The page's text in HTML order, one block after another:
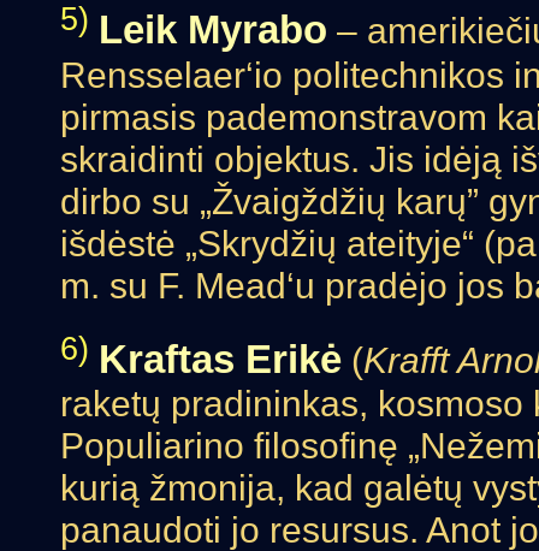
5) Leik Myrabo –
Rensselaer‘io politechnikos
pirmasis pademonstravom
skraidinti objektus. Jis idėją
dirbo su „Žvaigždžių karų”
išdėstė „Skrydžių ateityje“
m. su F. Mead‘u pradėjo jos
6) Kraftas Erikė (Krafft
raketų pradininkas,
Populiarino filosofinę
kurią žmonija, kad galėtų
panaudoti jo resursus. Anot